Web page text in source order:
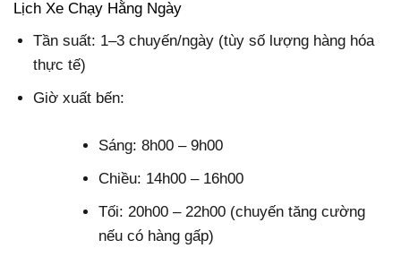
Lịch Xe Chạy Hằng Ngày
Tần suất: 1–3 chuyến/ngày (tùy số lượng hàng hóa
thực tế)
Giờ xuất bến:
Sáng: 8h00 – 9h00
Chiều: 14h00 – 16h00
Tối: 20h00 – 22h00 (chuyến tăng cường
nếu có hàng gấp)